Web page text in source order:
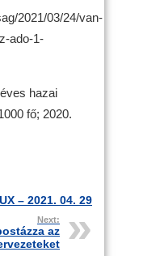
2021/03/24/van-
ado-1-
hazai
fő; 2020.
– 2021. 04. 29
Next:
az